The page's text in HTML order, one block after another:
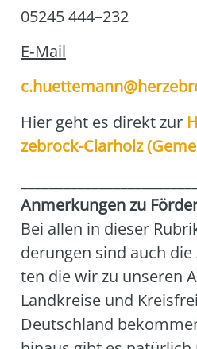
05245 444–232
E‑Mail
Hier geht es direkt zur
ze­b­rock-Clar­holz
Anmer­kun­gen zu
Bei allen in die­ser
de­run­gen sind auch
ten die wir zu unse­ren
Land­krei­se und
Deutsch­land